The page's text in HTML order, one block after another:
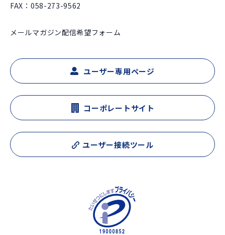
FAX：058-273-9562
メールマガジン配信希望フォーム
ユーザー専用ページ
コーポレートサイト
ユーザー接続ツール